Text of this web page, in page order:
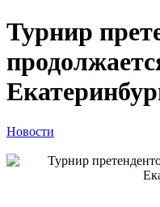
Турнир
Новости